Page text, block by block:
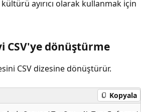
ayırıcı olarak kullanmak için
CSV'ye dönüştürme
CSV dizesine dönüştürür.
Kopyala